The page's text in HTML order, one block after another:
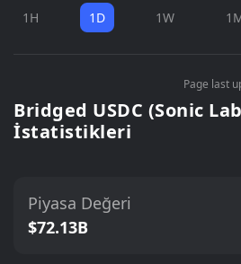
1H 1D 1W
Page last
Bridged USDC (Sonic
İstatistikleri
Piyasa Değeri
$72.13B